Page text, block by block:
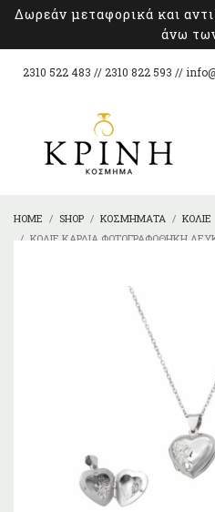
Δωρεάν μεταφορικά και
άνω
2310 522 483 // 2310 822 593 //
HOME SHOP ΚΟΣΜΉΜΑΤΑ
ΚΟΛΙΈ
ΚΟΛΙΈ ΚΑΡΔΙΆ ΦΩΤΟΓΡΑΦΟΘΉΚΗ